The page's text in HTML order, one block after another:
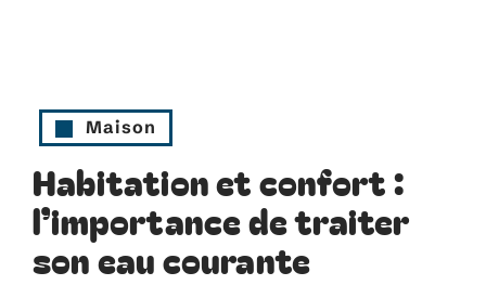
Maison
Habitation et confort :
l’importance de traiter
son eau courante